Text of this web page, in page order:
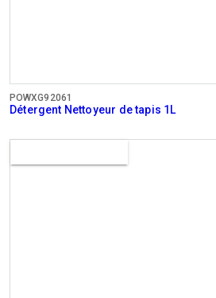
POWXG92061
Détergent Nettoyeur de tapis 1L